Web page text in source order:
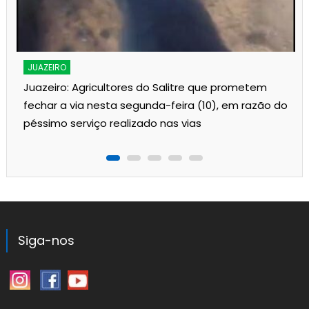
JUAZEIRO
Juazeiro: Agricultores do Salitre que prometem
fechar a via nesta segunda-feira (10), em razão do
péssimo serviço realizado nas vias
Siga-nos